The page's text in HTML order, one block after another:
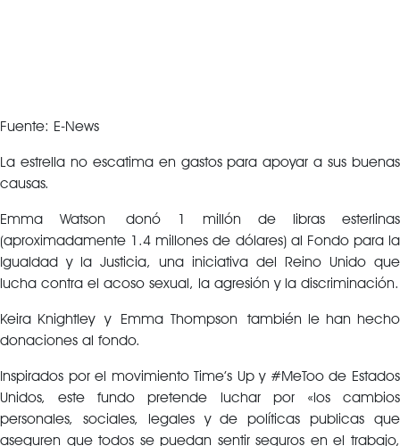
Fuente: E-News
La estrella no escatima en gastos para apoyar a sus buenas
causas.
Emma Watson donó 1 millón de libras esterlinas
(aproximadamente 1.4 millones de dólares) al Fondo para la
Igualdad y la Justicia, una iniciativa del Reino Unido que
lucha contra el acoso sexual, la agresión y la discriminación.
Keira Knightley y Emma Thompson también le han hecho
donaciones al fondo.
Inspirados por el movimiento Time’s Up y #MeToo de Estados
Unidos, este fundo pretende luchar por «los cambios
personales, sociales, legales y de políticas publicas que
aseguren que todos se puedan sentir seguros en el trabajo,